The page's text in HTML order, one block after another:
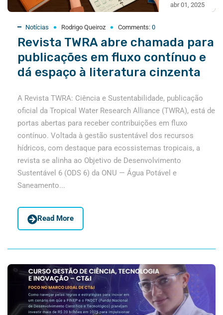
abr 01, 2025
Notícias Rodrigo Queiroz Comments: 0
Revista TWRA abre chamada para
publicações em fluxo contínuo e
dá espaço à literatura cinzenta
A Revista TWRA: Ciência e Sustentabilidade, publicação
oficial da Tropical Water Research Alliance (TWRA), está de
portas abertas para receber contribuições em fluxo
contínuo. Voltada à gestão sustentável dos recursos
hídricos, com destaque para ecossistemas tropicais, a
revista se alinha ao Objetivo de Desenvolvimento
Sustentável 6 (ODS 6) da ONU — Água Potável e
Saneamento...
Read More